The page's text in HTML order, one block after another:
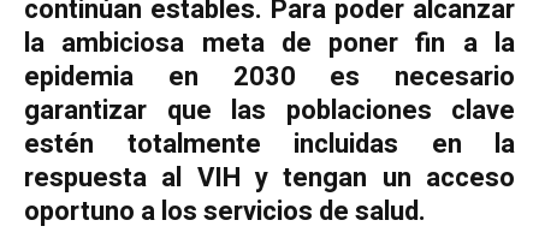
continúan estables. Para poder alcanzar
la ambiciosa meta de poner fin a la
epidemia en 2030 es necesario
garantizar que las poblaciones clave
estén totalmente incluidas en la
respuesta al VIH y tengan un acceso
oportuno a los servicios de salud.